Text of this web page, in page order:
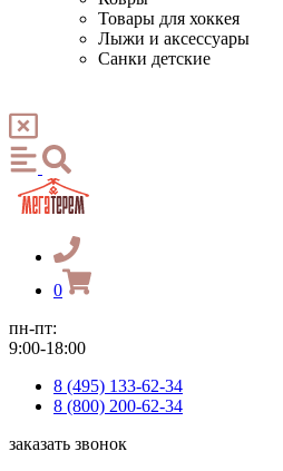
Товары для хоккея
Лыжи и аксессуары
Санки детские
0
пн-пт:
9:00-18:00
8 (495) 133-62-34
8 (800) 200-62-34
заказать звонок